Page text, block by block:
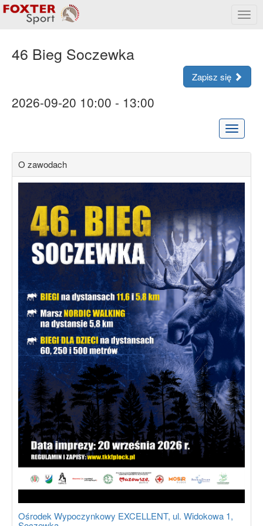
menu
46 Bieg Soczewka
Zapisz się
2026-09-20 10:00 - 13:00
Rozwiń
menu
O zawodach
Ośrodek Wypoczynkowy EXCELLENT, ul. Widokowa 1,